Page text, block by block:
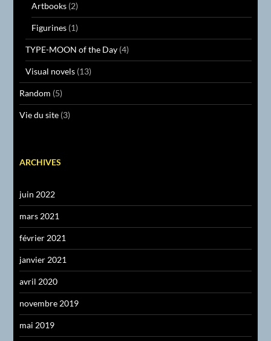
Artbooks (2)
Figurines (1)
TYPE-MOON of the Day (4)
Visual novels (13)
Random (5)
Vie du site (3)
ARCHIVES
juin 2022
mars 2021
février 2021
janvier 2021
avril 2020
novembre 2019
mai 2019